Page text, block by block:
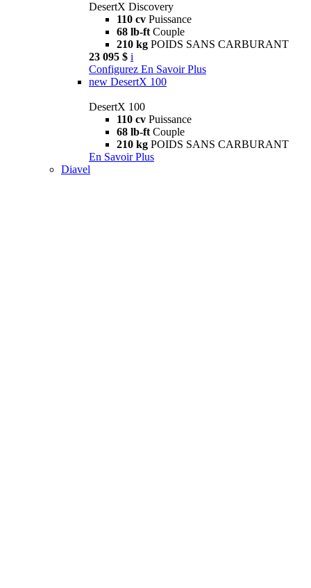
DesertX Discovery
110 cv Puissance
68 lb-ft Couple
210 kg POIDS SANS CARBURANT
23 095 $ i
Configurez En Savoir Plus
new DesertX 100
DesertX 100
110 cv Puissance
68 lb-ft Couple
210 kg POIDS SANS CARBURANT
En Savoir Plus
Diavel